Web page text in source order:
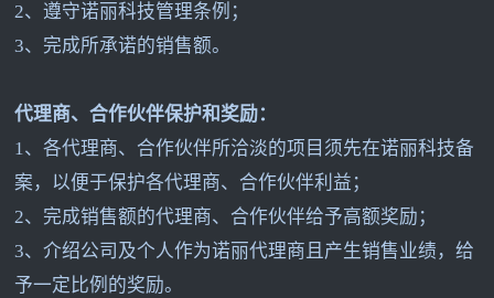
2、遵守诺丽科技管理条例；
3、完成所承诺的销售额。
代理商、合作伙伴保护和奖励：
1、各代理商、合作伙伴所洽淡的项目须先在诺丽科技备
案，以便于保护各代理商、合作伙伴利益；
2、完成销售额的代理商、合作伙伴给予高额奖励；
3、介绍公司及个人作为诺丽代理商且产生销售业绩，给
予一定比例的奖励。